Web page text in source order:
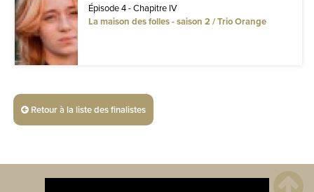
Épisode 4 - Chapitre IV
La maison des folles - saison 2 / Trio Orange
Retour à la liste des finalistes